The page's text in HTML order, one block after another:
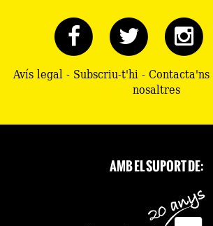
Avís legal- Subscriu-t'hi-Contacta'ns
nosaltres
AMB EL SUPORT DE: